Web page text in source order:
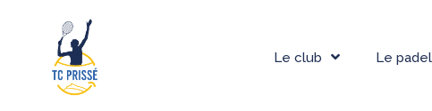
Le club Le padel